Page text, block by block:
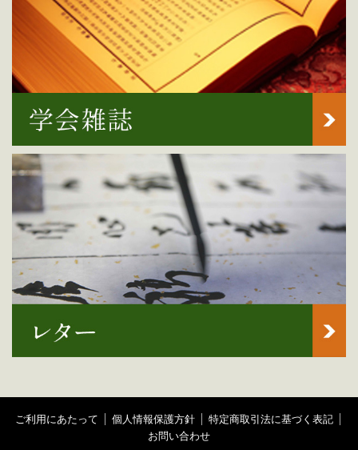
ご利用にあたって 個人情報保護方針
特定商取引法に基づく表記
お問い合わせ